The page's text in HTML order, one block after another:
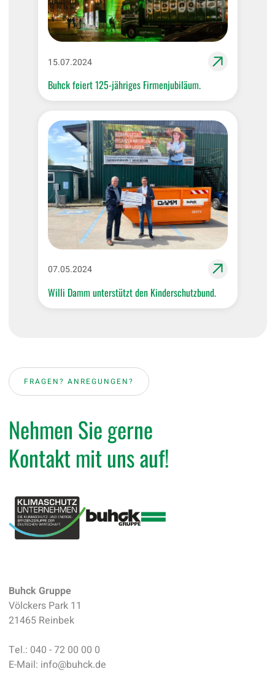
15.07.2024
Buhck feiert 125-jähriges Firmenjubiläum.
07.05.2024
Willi Damm unterstützt den Kinderschutzbund.
FRAGEN? ANREGUNGEN?
Nehmen Sie gerne
Kontakt mit uns auf!
Buhck Gruppe
Völckers Park 11
21465 Reinbek
Tel.: 040 - 72 00 00 0
E-Mail: info@buhck.de